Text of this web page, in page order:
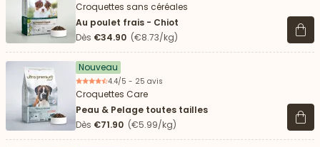
Croquettes sans céréales
Au poulet frais - Chiot
Dès €34.90 (€8.73/kg) Voir
Nouveau
4.4/5 - 25 avis
Croquettes Care
Peau & Pelage toutes tailles
Dès €71.90 (€5.99/kg) Voir